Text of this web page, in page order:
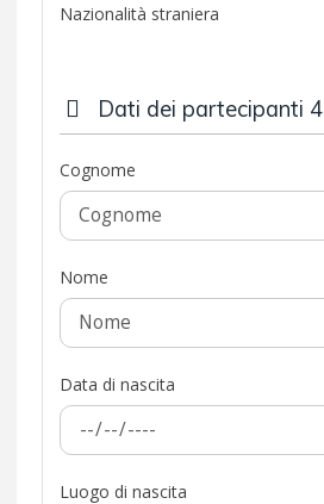
Nazionalità straniera
Dati dei partecipanti 4
Cognome
Nome
Data di nascita
Luogo di nascita